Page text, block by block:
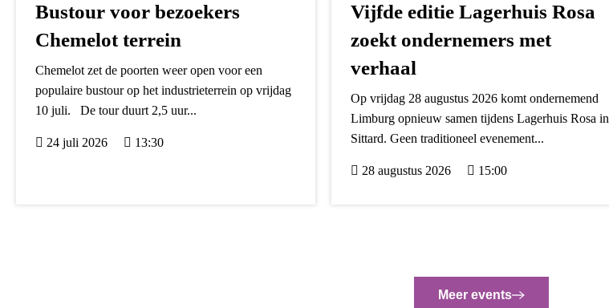
Bustour voor bezoekers
Chemelot terrein
Chemelot zet de poorten weer open voor een
populaire bustour op het industrieterrein op vrijdag
10 juli. De tour duurt 2,5 uur...
24 juli 2026 13:30
Vijfde editie Lagerhuis Rosa
zoekt ondernemers met
verhaal
Op vrijdag 28 augustus 2026 komt ondernemend
Limburg opnieuw samen tijdens Lagerhuis Rosa in
Sittard. Geen traditioneel evenement...
28 augustus 2026 15:00
Meer events